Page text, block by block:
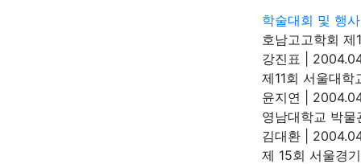
학술대회 및 행사
호남고고학회
강진표
제11회 서울대
윤지연
영남대학교 박물
김대환
제 15회 서울경